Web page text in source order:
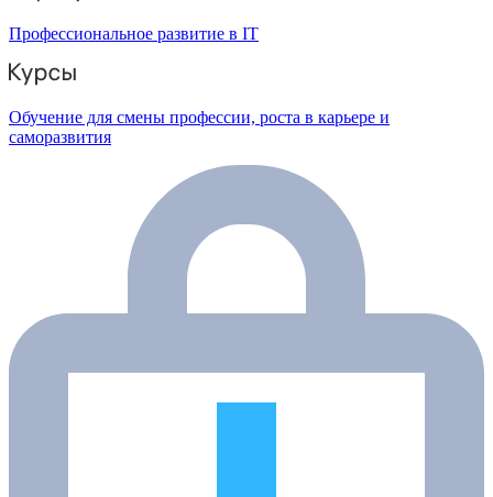
Профессиональное развитие в IT
Обучение для смены профессии, роста в карьере и
саморазвития